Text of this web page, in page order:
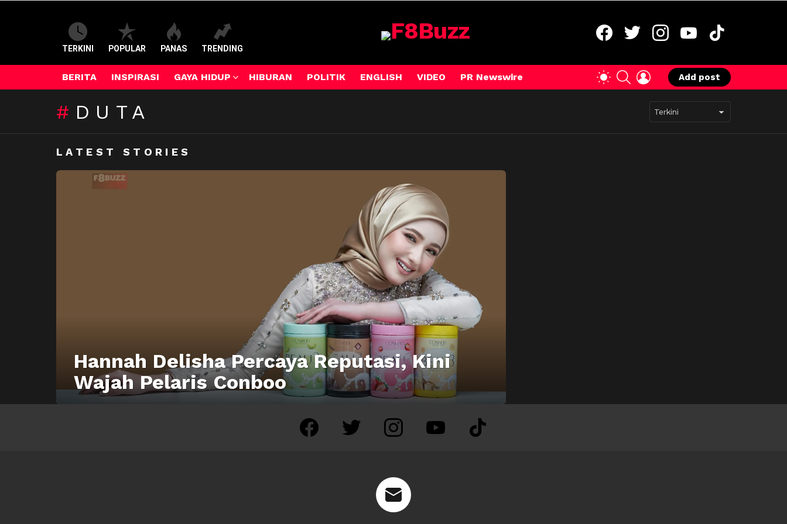
TERKINI POPULAR PANAS TRENDING
BERITA INSPIRASI GAYA HIDUP HIBURAN POLITIK ENGLISH VIDEO PR Newswire
SWITCHSEARCHLOGIN
Add post
DUTA
LATEST STORIES
Hannah Delisha Percaya Reputasi, Kini
Wajah Pelaris Conboo
facebook twitter instagram youtube tiktok